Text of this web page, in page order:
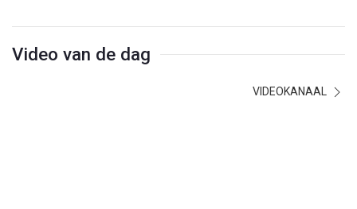
Video van de dag
VIDEOKANAAL